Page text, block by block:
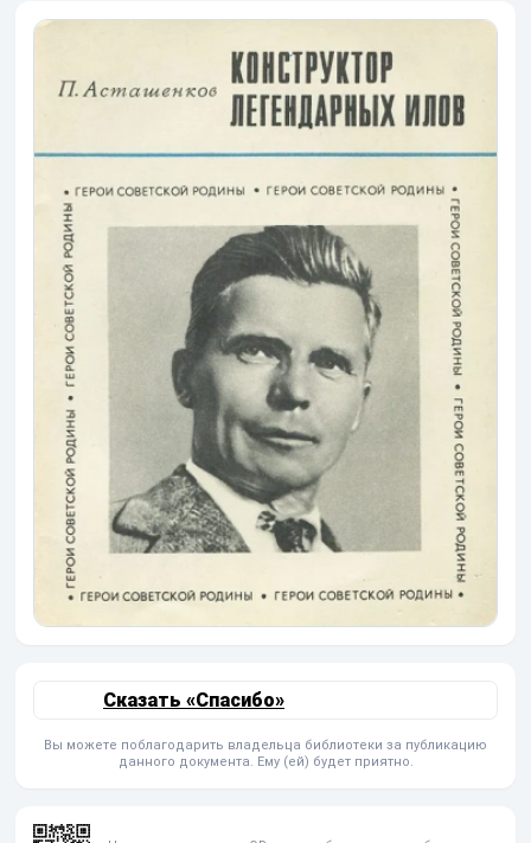
Сказать «Спасибо»
Вы можете поблагодарить владельца библиотеки за публикацию
данного документа. Ему (ей) будет приятно.